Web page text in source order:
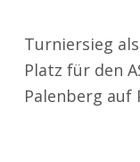
Turniersieg
Platz für den
Palenberg auf